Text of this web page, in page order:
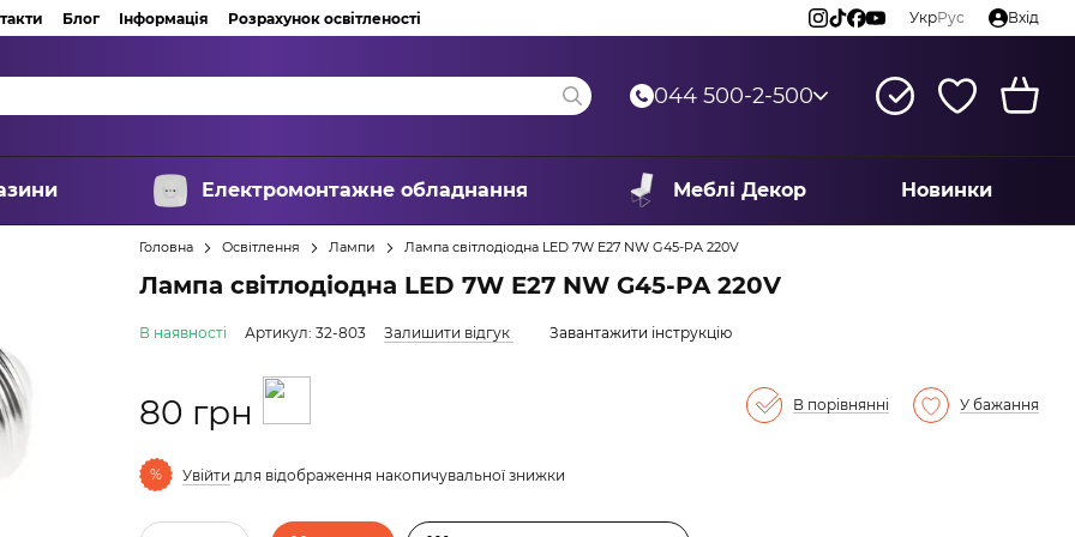
Блог Інформація Розрахунок освітленості УкрРус Вхід
044 500-2-500
Електромонтажне обладнання Меблі Декор Новинки
Головна Освітлення Лампи Лампа світлодіодна LED 7W E27 NW G45-PA 220V
Лампа світлодіодна LED 7W E27 NW G45-PA 220V
В наявності Артикул: 32-803 Залишити відгук Завантажити інструкцію
80 грн В порівнянні У бажання
% Увійти для відображення накопичувальної знижки